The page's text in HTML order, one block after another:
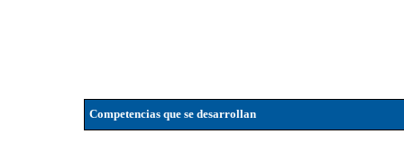
Competencias que se desarrollan